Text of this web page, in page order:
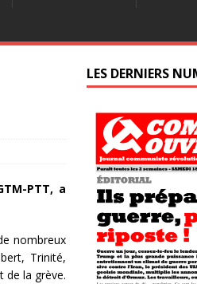
PTT, a
nombreux
Trinité,
de la grève.
LES DERNIERS